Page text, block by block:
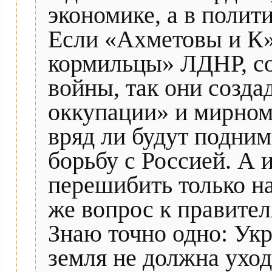
экономике, а в
Если «Ахметовы и
кормильцы» ЛДНР,
войны, так они
оккупации» и
вряд ли будут
борьбу с Россией.
перешибить только
же вопрос к
Знаю точно одно:
земля не должна